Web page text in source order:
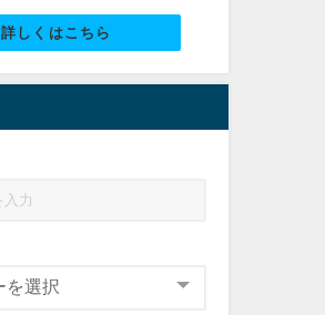
詳しくはこちら